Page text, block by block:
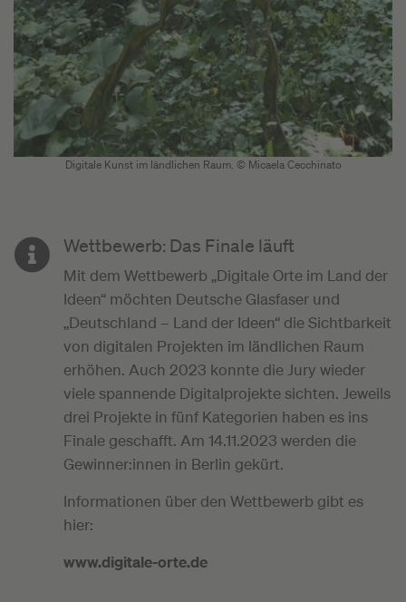
Digitale Kunst im ländlichen Raum. © Micaela Cecchinato
Wettbewerb: Das Finale läuft
Mit dem Wettbewerb „Digitale Orte im Land der
Ideen“ möchten Deutsche Glasfaser und
„Deutschland – Land der Ideen“ die Sichtbarkeit
von digitalen Projekten im ländlichen Raum
erhöhen. Auch 2023 konnte die Jury wieder
viele spannende Digitalprojekte sichten. Jeweils
drei Projekte in fünf Kategorien haben es ins
Finale geschafft. Am 14.11.2023 werden die
Gewinner:innen in Berlin gekürt.
Informationen über den Wettbewerb gibt es
hier:
www.digitale-orte.de